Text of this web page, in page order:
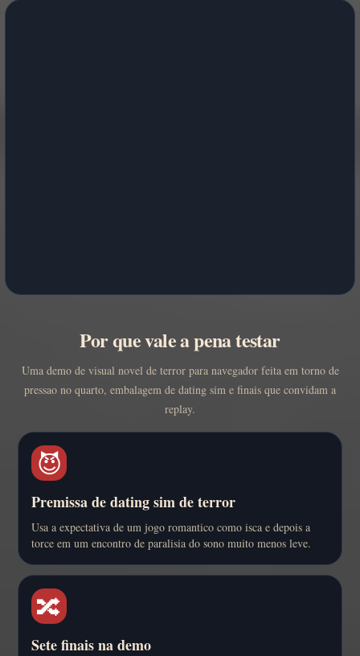
Por que vale a pena testar
Uma demo de visual novel de terror para navegador feita em torno de
pressao no quarto, embalagem de dating sim e finais que convidam a
replay.
😈
Premissa de dating sim de terror
Usa a expectativa de um jogo romantico como isca e depois a
torce em um encontro de paralisia do sono muito menos leve.
🔀
Sete finais na demo